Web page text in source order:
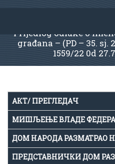
Prijedlog odluke o
građana – (PD – 35. sj.
1559/22 0d
АКТ/ ПРЕГЛЕДАЧ
МИШЉЕЊЕ ВЛАДЕ
ДОМ НАРОДА РАЗМАТРАО
ПРЕДСТАВНИЧКИ ДОМ